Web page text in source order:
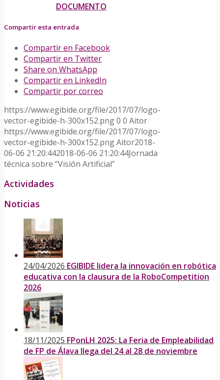
DOCUMENTO
Compartir esta entrada
Compartir en Facebook
Compartir en Twitter
Share on WhatsApp
Compartir en LinkedIn
Compartir por correo
https://www.egibide.org/file/2017/07/logo-
vector-egibide-h-300x152.png0 0 Aitor
https://www.egibide.org/file/2017/07/logo-
vector-egibide-h-300x152.pngAitor2018-
06-06 21:20:442018-06-06 21:20:44Jornada
técnica sobre “Visión Artificial”
Actividades
Noticias
24/04/2026 EGIBIDE lidera la innovación en robótica
educativa con la clausura de la RoboCompetition
2026
18/11/2025 FPonLH 2025: La Feria de Empleabilidad
de FP de Álava llega del 24 al 28 de noviembre